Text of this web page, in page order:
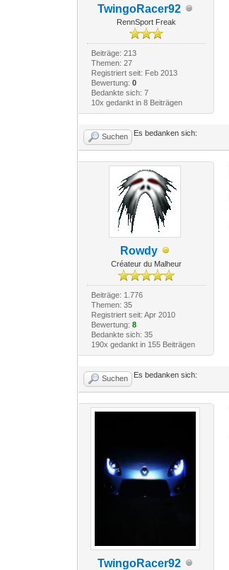
TwingoRacer92
RennSport Freak
Beiträge: 213
Themen: 27
Registriert seit: Feb 2013
Bewertung: 0
Bedankte sich: 7
10x gedankt in 8 Beiträgen
Suchen Es bedanken sich:
Rowdy
Créateur du Malheur
Beiträge: 1.776
Themen: 35
Registriert seit: Apr 2010
Bewertung: 8
Bedankte sich: 35
190x gedankt in 155 Beiträgen
Suchen Es bedanken sich:
TwingoRacer92